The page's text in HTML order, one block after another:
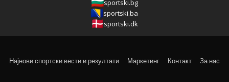
sportski.bg
sportski.ba
sportski.dk
Најнови спортски вести и резултати Маркетинг Контакт За нас